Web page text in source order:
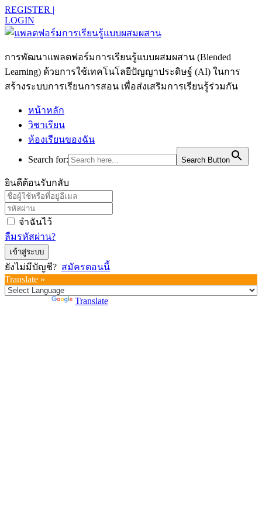
REGISTER |
LOGIN
การพัฒนาแพลตฟอร์มการเรียนรู้แบบผสมผสาน (Blended
Learning) ด้วยการใช้เทคโนโลยีปัญญาประดิษฐ์ (AI) ในการ
สร้างระบบการเรียนการสอน เพื่อส่งเสริมการเรียนรู้ร่วมกัน
หน้าหลัก
วิชาเรียน
ห้องเรียนของฉัน
Search for:
Search Button
ยินดีต้อนรับกลับ
จำฉันไว้
ลืมรหัสผ่าน?
เข้าสู่ระบบ
ยังไม่มีบัญชี? สมัครตอนนี้
Translate »
Translate